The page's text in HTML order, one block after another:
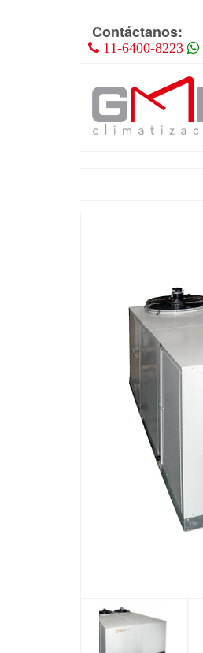
Contáctanos:
11-6400-8223